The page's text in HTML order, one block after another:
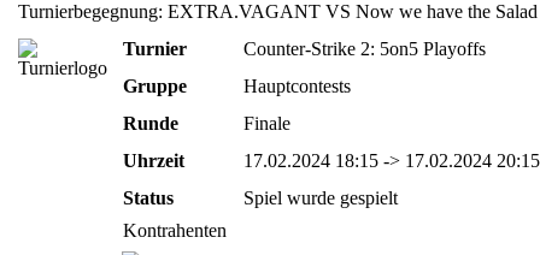
Turnierbegegnung: EXTRA.VAGANT VS Now we have the Salad
Turnier
Counter-Strike 2: 5on5 Playoffs
Gruppe
Hauptcontests
Runde
Finale
Uhrzeit
17.02.2024 18:15 -> 17.02.2024 20:15
Status
Spiel wurde gespielt
Kontrahenten